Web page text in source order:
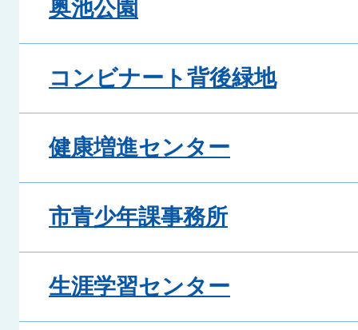
奥池公園
コンビナート背後緑地
健康増進センター
市青少年課事務所
生涯学習センター